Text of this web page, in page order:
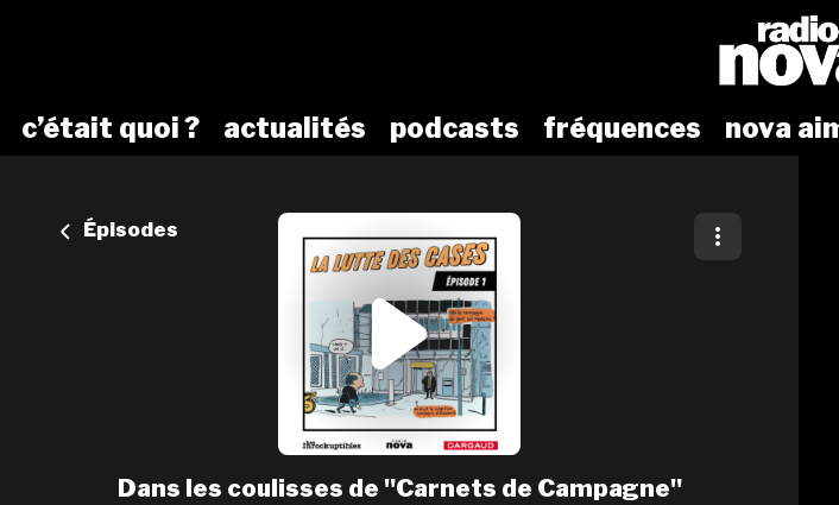
c’était quoi ? actualités podcasts fréquences nova
Épisodes
Dans les coulisses de "Carnets de Campagne"